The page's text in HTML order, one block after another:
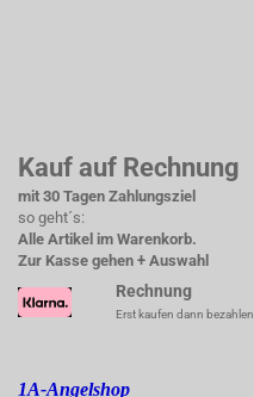
Kauf auf Rechnung
mit 30 Tagen Zahlungsziel
so geht´s:
Alle Artikel im Warenkorb.
Zur Kasse gehen + Auswahl
Rechnung
Erst kaufen dann bezahlen
1A-Angelshop